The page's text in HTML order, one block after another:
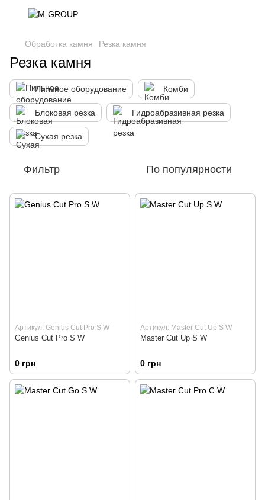
Обработка камня Резка камня
Резка камня
Пильное оборудование Комби
Блоковая резка Гидроабразивная резка
Сухая резка
Фильтр По популярности
Артикул: Genius Cut Pro S W
Genius Cut Pro S W
0 грн
Артикул: Master Cut Up S W
Master Cut Up S W
0 грн